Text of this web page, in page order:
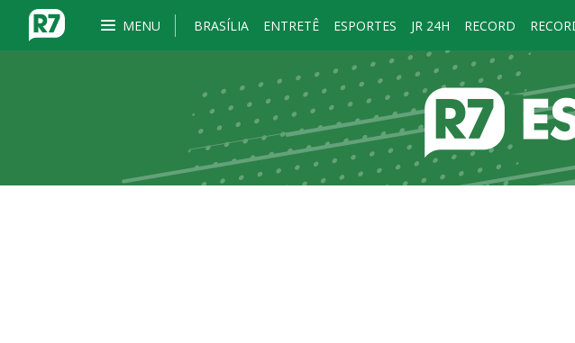
MENU BRASÍLIA ENTRETÊ ESPORTES JR 24H RECORD